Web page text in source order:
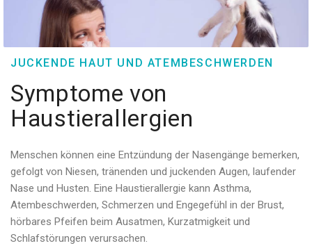
JUCKENDE HAUT UND ATEMBESCHWERDEN
Symptome von
Haustierallergien
Menschen können eine Entzündung der Nasengänge bemerken,
gefolgt von Niesen, tränenden und juckenden Augen, laufender
Nase und Husten. Eine Haustierallergie kann Asthma,
Atembeschwerden, Schmerzen und Engegefühl in der Brust,
hörbares Pfeifen beim Ausatmen, Kurzatmigkeit und
Schlafstörungen verursachen.